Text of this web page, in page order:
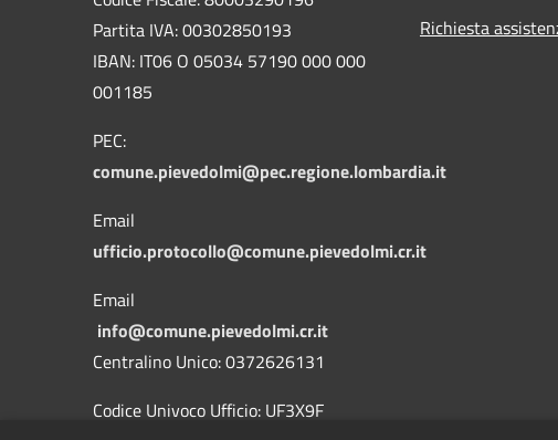
Partita IVA: 00302850193
IBAN: IT06 O 05034 57190 000 000
001185
PEC:
comune.pievedolmi@pec.regione.lombardia.it
Email
ufficio.protocollo@comune.pievedolmi.cr.it
Email
info@comune.pievedolmi.cr.it
Centralino Unico: 0372626131
Codice Univoco Ufficio: UF3X9F
Richiesta